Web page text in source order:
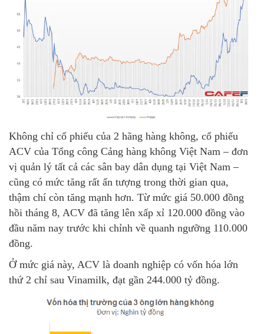
Không chỉ cổ phiếu của 2 hãng hàng không, cổ phiếu
ACV của Tổng công Cảng hàng không Việt Nam – đơn
vị quản lý tất cả các sân bay dân dụng tại Việt Nam –
cũng có mức tăng rất ấn tượng trong thời gian qua,
thậm chí còn tăng mạnh hơn. Từ mức giá 50.000 đồng
hồi tháng 8, ACV đã tăng lên xấp xỉ 120.000 đồng vào
đầu năm nay trước khi chỉnh về quanh ngưỡng 110.000
đồng.
Ở mức giá này, ACV là doanh nghiệp có vốn hóa lớn
thứ 2 chỉ sau Vinamilk, đạt gần 244.000 tỷ đồng.